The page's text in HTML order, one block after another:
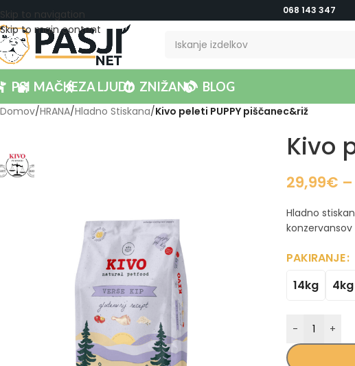
Skip to navigation
Skip to main content
068 143 347
PSI MAČKEZA LJUDI ZNIŽANO BLOG
Domov/HRANA/Hladno Stiskana/Kivo peleti PUPPY piščanec&riž
Kivo
29,99€ –
Hladno
PAKIRANJE
14kg
4kg
- +